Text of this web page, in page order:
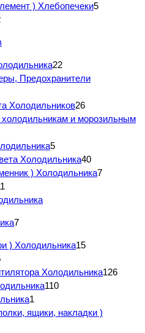
) Хлебопечеки5
22
Предохранители
Холодильников26
и морозильным
5
Холодильника40
) Холодильника7
7
) Холодильника15
Холодильника126
110
1
ящики, накладки )